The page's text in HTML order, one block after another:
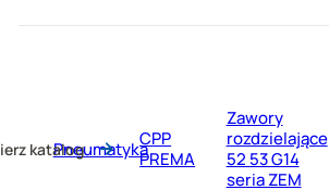
katalog
PneumatykaCPP
PREMA
Zawory
rozdzielające
52 53 G14
seria ZEM